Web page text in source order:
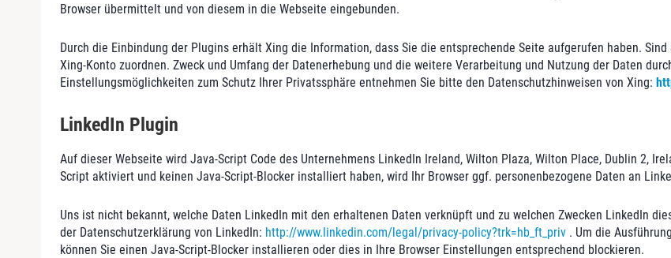
Browser übermittelt und von diesem in die Webseite eingebunden.
Durch die Einbindung der Plugins erhält Xing die Information, dass Sie die entsprechende Seite aufgerufen haben.
Xing-Konto zuordnen. Zweck und Umfang der Datenerhebung und die weitere Verarbeitung und Nutzung der Daten
Einstellungsmöglichkeiten zum Schutz Ihrer Privatssphäre entnehmen Sie bitte den Datenschutzhinweisen von Xing:
LinkedIn Plugin
Auf dieser Webseite wird Java-Script Code des Unternehmens LinkedIn Ireland, Wilton Plaza, Wilton Place, Dublin 2,
Script aktiviert und keinen Java-Script-Blocker installiert haben, wird Ihr Browser ggf. personenbezogene Daten an
Uns ist nicht bekannt, welche Daten LinkedIn mit den erhaltenen Daten verknüpft und zu welchen Zwecken LinkedIn
der Datenschutzerklärung von LinkedIn: http://www.linkedin.com/legal/privacy-policy?trk=hb_ft_priv . Um die
können Sie einen Java-Script-Blocker installieren oder dies in Ihre Browser Einstellungen entsprechend blockieren.